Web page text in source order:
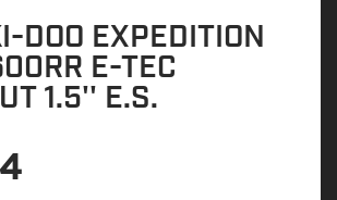
DOO EXPEDITION
E-TEC
1.5'' E.S.